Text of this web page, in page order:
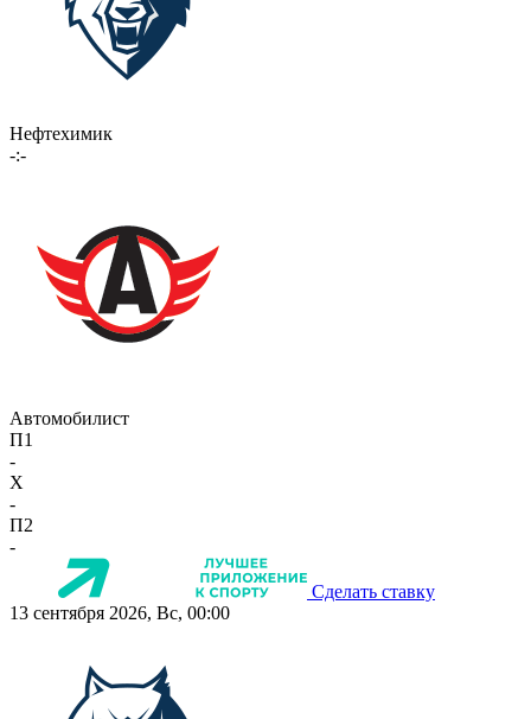
Нефтехимик
-:-
Автомобилист
П1
-
X
-
П2
-
Сделать ставку
13 сентября 2026, Вс, 00:00